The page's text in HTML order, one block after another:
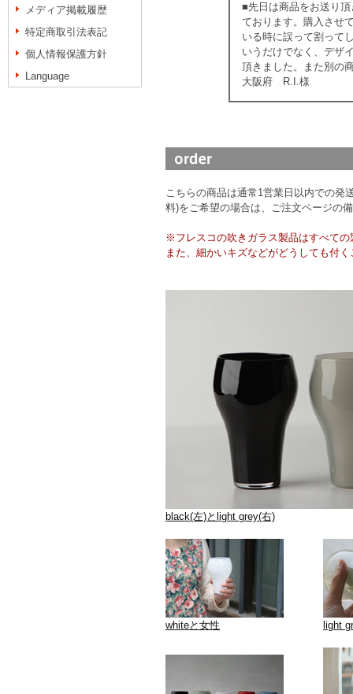
メディア掲載履歴
特定商取引法表記
個人情報保護方針
Language
■先日は商品をお送り
ております。購入させ
いる時に誤って割って
いうだけでなく、デザ
頂きました。また別の
大阪府 R.I.様
こちらの商品は通常1営業日以内での発
料)をご希望の場合は、ご注文ページの
※フレスコの吹きガラス製品はすべて
また、細かいキズなどがどうしても付
black(左)とlight grey(右)
whiteと女性 light